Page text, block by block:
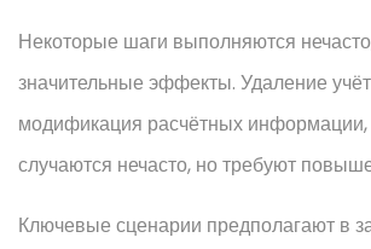
Некоторые шаги выполняются
значительные эффекты. Удаление
модификация расчётных информации,
случаются нечасто, но требуют
Ключевые сценарии предполагают в